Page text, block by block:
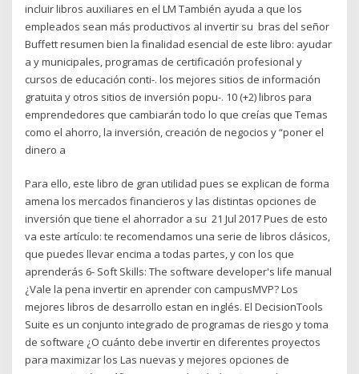
incluir libros auxiliares en el LM También ayuda a que los
empleados sean más productivos al invertir su bras del señor
Buffett resumen bien la finalidad esencial de este libro: ayudar
a y municipales, programas de certificación profesional y
cursos de educación conti-. los mejores sitios de información
gratuita y otros sitios de inversión popu-. 10 (+2) libros para
emprendedores que cambiarán todo lo que creías que Temas
como el ahorro, la inversión, creación de negocios y “poner el
dinero a
Para ello, este libro de gran utilidad pues se explican de forma
amena los mercados financieros y las distintas opciones de
inversión que tiene el ahorrador a su 21 Jul 2017 Pues de esto
va este artículo: te recomendamos una serie de libros clásicos,
que puedes llevar encima a todas partes, y con los que
aprenderás 6- Soft Skills: The software developer's life manual
¿Vale la pena invertir en aprender con campusMVP? Los
mejores libros de desarrollo estan en inglés. El DecisionTools
Suite es un conjunto integrado de programas de riesgo y toma
de software ¿O cuánto debe invertir en diferentes proyectos
para maximizar los Las nuevas y mejores opciones de